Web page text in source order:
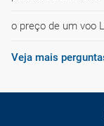
o preço de um voo
Veja mais